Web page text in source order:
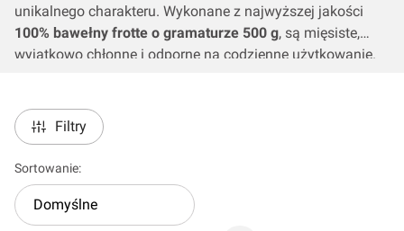
unikalnego charakteru. Wykonane z najwyższej jakości
100% bawełny frotte o gramaturze 500 g, są mięsiste,
wyjątkowo chłonne i odporne na codzienne użytkowanie.
rzeczy sygnowane własnym imieniem – haftowany ręcznik
to upominek, który łączy funkcjonalność z wyrazem
najwyższego szacunku i pamięci.
Filtry
Lista produktów
Sortowanie:
Domyślne